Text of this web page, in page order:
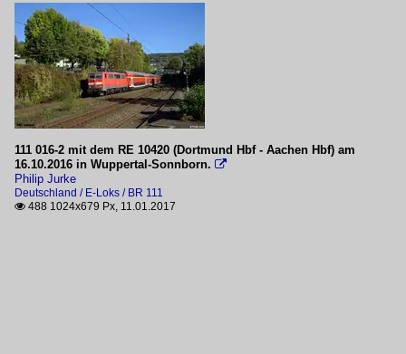
111 016-2 mit dem RE 10420 (Dortmund Hbf - Aachen Hbf) am
16.10.2016 in Wuppertal-Sonnborn. 
Philip Jurke
Deutschland / E-Loks / BR 111
 488 1024x679 Px, 11.01.2017